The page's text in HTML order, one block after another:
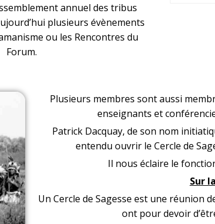
annuel des tribus
plusieurs évènements
ou les Rencontres du
Forum.
Plusieurs membres sont aussi
enseignants et
Patrick Dacquay, de son nom
entendu ouvrir leCercle de
Il nous éclaire le
Sur
Un Cercle de Sagesse est une réunion
ont pour devoir